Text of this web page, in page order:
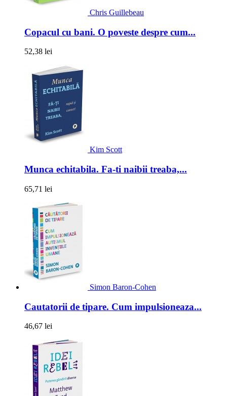
Chris Guillebeau
Copacul cu bani. O poveste despre cum...
52,38 lei
Kim Scott
Munca echitabila. Fa-ti naibii treaba,...
65,71 lei
Simon Baron-Cohen
Cautatorii de tipare. Cum impulsioneaza...
46,67 lei